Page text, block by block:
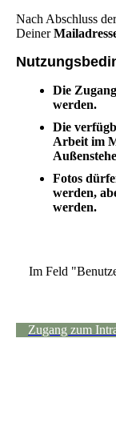
Nach Abschluss
Deiner
Die
werden.
Die
Arbeit im
Fotos
werden,
werden.
Im Feld
Zugang zum